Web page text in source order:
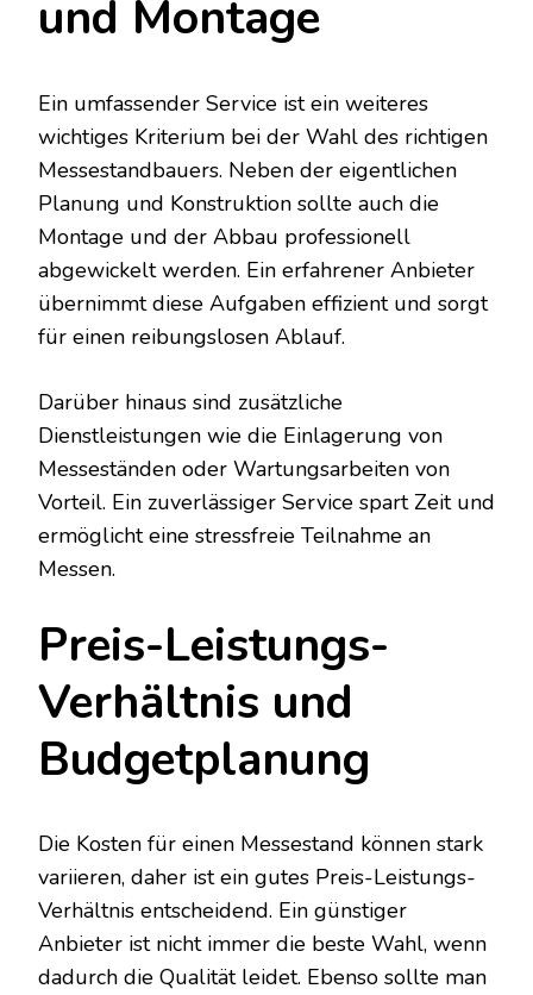
und Montage
Ein umfassender Service ist ein weiteres
wichtiges Kriterium bei der Wahl des richtigen
Messestandbauers. Neben der eigentlichen
Planung und Konstruktion sollte auch die
Montage und der Abbau professionell
abgewickelt werden. Ein erfahrener Anbieter
übernimmt diese Aufgaben effizient und sorgt
für einen reibungslosen Ablauf.
Darüber hinaus sind zusätzliche
Dienstleistungen wie die Einlagerung von
Messeständen oder Wartungsarbeiten von
Vorteil. Ein zuverlässiger Service spart Zeit und
ermöglicht eine stressfreie Teilnahme an
Messen.
Preis-Leistungs-
Verhältnis und
Budgetplanung
Die Kosten für einen Messestand können stark
variieren, daher ist ein gutes Preis-Leistungs-
Verhältnis entscheidend. Ein günstiger
Anbieter ist nicht immer die beste Wahl, wenn
dadurch die Qualität leidet. Ebenso sollte man